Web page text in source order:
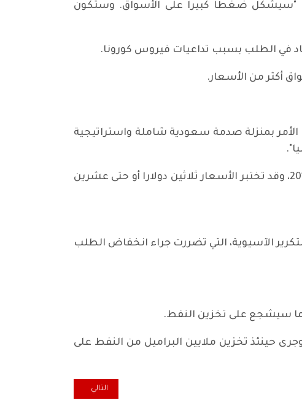
"سيشكل ضغطا كبيرا على الأسواق. وستكون
في الطلب بسبب تداعيات فيروس كورونا.
أكثر من الأسعار.
بمنزلة صدمة سعودية شاملة واستراتيجية
وأضاف دوشي، الذي عمل سابقا لدى أرامكو السعودية، "قد يكون هذا أسوأ من النصف الثاني من 2014، وقد تختبر الأسعار ثلاثين دولارا أو حتى عشرين
الآسيوية، التي تضررت جراء انخفاض الطلب
مما سيشجع على تخزين النفط.
المرة السابقة التي يحدث فيها هذا الوضع (تراجع السعر الفوري عن الآجل) في 2014 و2015، وجرى حينئذ تخزين ملايين البراميل من النفط على
المقال التالي: زخم الاحتجاج
التالي